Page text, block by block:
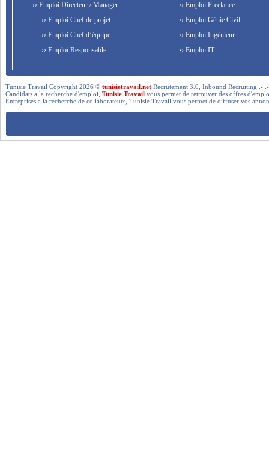
›› Emploi Directeur / Manager
›› Emploi Chef de projet
›› Emploi Chef d’équipe
›› Emploi Responsable
›› Emploi Freelance
›› Emploi Génie Civil
›› Emploi Ingénieur
›› Emploi IT
Tunisie Travail Copyright 2026 ©tunisietravail.net Recrutement 3.0, Inbound Recruiting .-
Candidats a la recherche d'emploi,Tunisie Travail vous permet de retrouver des offres
Entreprises a la recherche de collaborateurs, Tunisie Travail vous permet de diffuser vos